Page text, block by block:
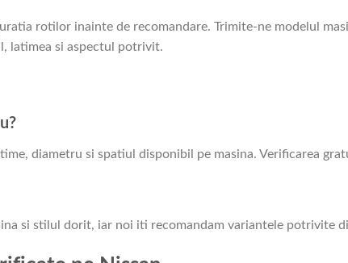
rotilor inainte de recomandare. Trimite-ne modelul
latimea si aspectul potrivit.
diametru si spatiul disponibil pe masina. Verificarea
si stilul dorit, iar noi iti recomandam variantele potrivite